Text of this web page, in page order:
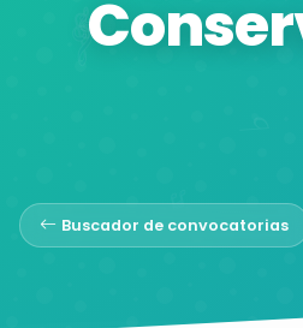
Buscador de convocatorias